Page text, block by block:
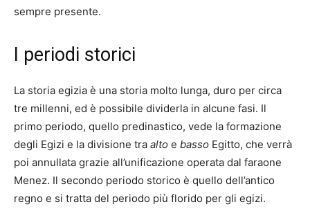
sempre presente.
I periodi storici
La storia egizia è una storia molto lunga, duro per circa
tre millenni, ed è possibile dividerla in alcune fasi. Il
primo periodo, quello predinastico, vede la formazione
degli Egizi e la divisione tra alto e basso Egitto, che verrà
poi annullata grazie all’unificazione operata dal faraone
Menez. Il secondo periodo storico è quello dell’antico
regno e si tratta del periodo più florido per gli egizi.